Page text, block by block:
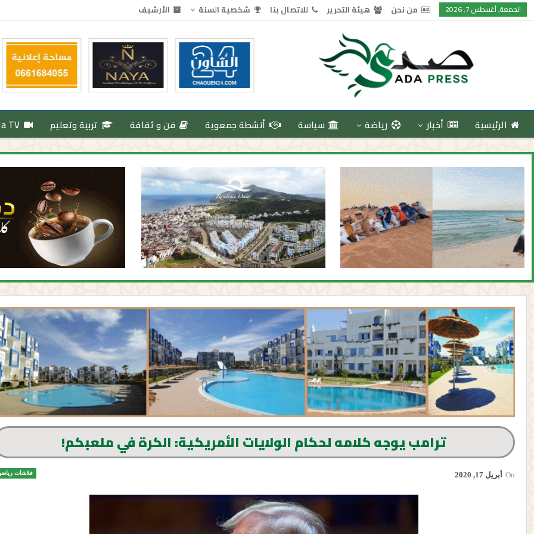
الجمعة, أغسطس 7, 2026 من نحن هيئة التحرير للاتصال بنا شخصية السنة الأرشيف
الرئيسية أخبار رياضة سياسة أنشطة جمعوية فن و ثقافة تربية وتعليم TV
ترامب يوجه كلامه لحكام الولايات الأمريكية: الكرة في ملعبكم!
فلاشات On أبريل 17, 2020